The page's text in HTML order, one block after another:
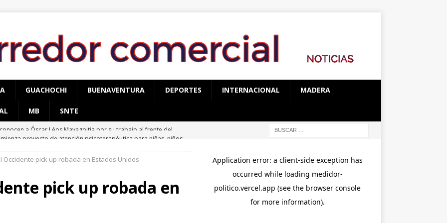
GUACHOCHI BUENAVENTURA DEPORTES INTERNACIONAL MADERA
MB SNTE
proyecto de atención psicoterapéutica para niñas, niños
AEI Occidente vehículo KIA con reporte de robo
la Ruta Mágica de las Barrancas del Cobre – Contacto
Occidente pick up robada en Estados Unidos
pick up robada en